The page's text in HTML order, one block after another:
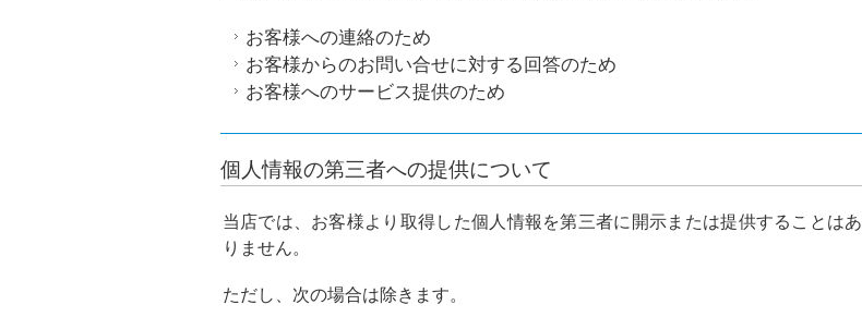
お客様への連絡のため
お客様からのお問い合せに対する回答のため
お客様へのサービス提供のため
個人情報の第三者への提供について
当店では、お客様より取得した個人情報を第三者に開示または提供することはあ
りません。
ただし、次の場合は除きます。